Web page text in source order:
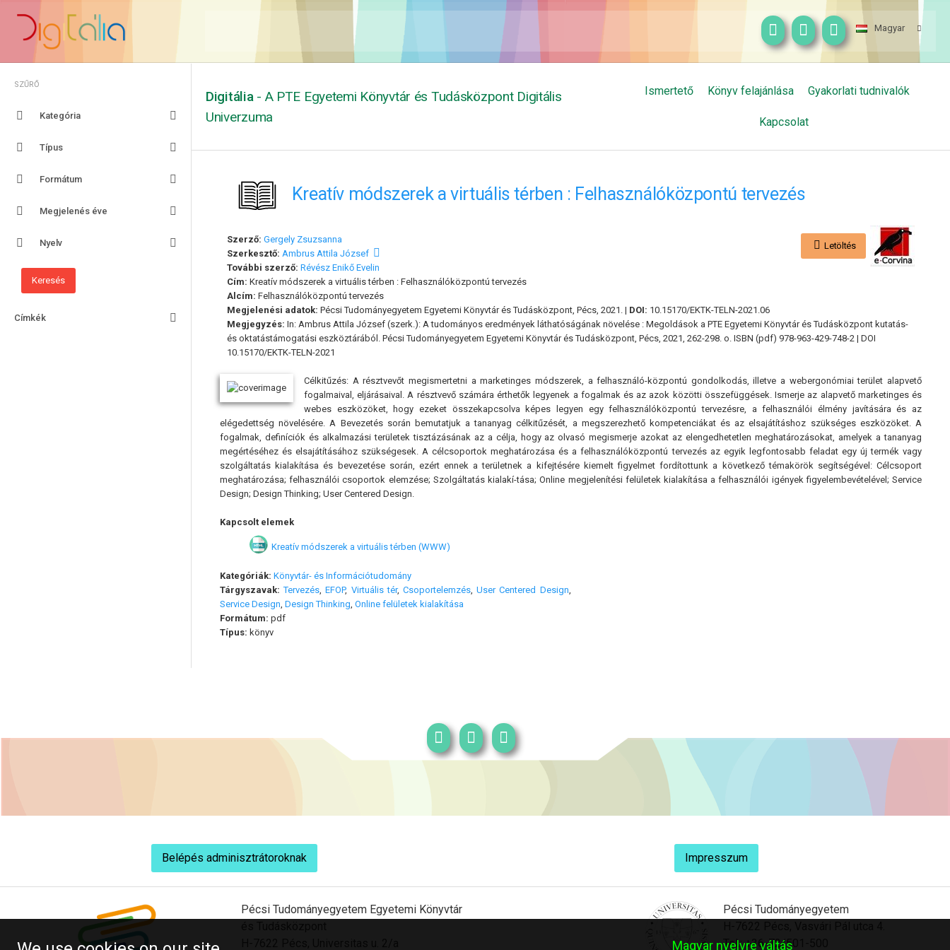
Magyar
SZŰRŐ
Kategória
Típus
Formátum
Megjelenés éve
Nyelv
Címkék
Digitália - A PTE Egyetemi Könyvtár és Tudásközpont Digitális
Univerzuma
Ismertető Könyv felajánlása Gyakorlati tudnivalók
Kapcsolat
Kreatív módszerek a virtuális térben : Felhasználóközpontú tervezés
Letöltés
Szerző: Gergely Zsuzsanna
Szerkesztő: Ambrus Attila József
További szerző: Révész Enikő Evelin
Cím: Kreatív módszerek a virtuális térben : Felhasználóközpontú tervezés
Alcím: Felhasználóközpontú tervezés
Megjelenési adatok: Pécsi Tudományegyetem Egyetemi Könyvtár és Tudásközpont, Pécs, 2021. | DOI: 10.15170/EKTK-TELN-2021.06
Megjegyzés: In: Ambrus Attila József (szerk.): A tudományos eredmények láthatóságának növelése : Megoldások a PTE Egyetemi Könyvtár és Tudásközpont kutatás-
és oktatástámogatási eszköztárából. Pécsi Tudományegyetem Egyetemi Könyvtár és Tudásközpont, Pécs, 2021, 262-298. o. ISBN (pdf) 978-963-429-748-2 | DOI
10.15170/EKTK-TELN-2021
Célkitűzés: A résztvevőt megismertetni a marketinges módszerek, a felhasználó-központú gondolkodás, illetve a webergonómiai terület alapvető
fogalmaival, eljárásaival. A résztvevő számára érthetők legyenek a fogalmak és az azok közötti összefüggések. Ismerje az alapvető marketinges és
webes eszközöket, hogy ezeket összekapcsolva képes legyen egy felhasználóközpontú tervezésre, a felhasználói élmény javítására és az
elégedettség növelésére. A Bevezetés során bemutatjuk a tananyag célkitűzését, a megszerezhető kompetenciákat és az elsajátításhoz szükséges eszközöket. A
fogalmak, definíciók és alkalmazási területek tisztázásának az a célja, hogy az olvasó megismerje azokat az elengedhetetlen meghatározásokat, amelyek a tananyag
megértéséhez és elsajátításához szükségesek. A célcsoportok meghatározása és a felhasználóközpontú tervezés az egyik legfontosabb feladat egy új termék vagy
szolgáltatás kialakítása és bevezetése során, ezért ennek a területnek a kifejtésére kiemelt figyelmet fordítottunk a következő témakörök segítségével: Célcsoport
meghatározása; felhasználói csoportok elemzése; Szolgáltatás kialakí-tása; Online megjelenítési felületek kialakítása a felhasználói igények figyelembevételével; Service
Design; Design Thinking; User Centered Design.
Kapcsolt elemek
Kreatív módszerek a virtuális térben (WWW)
Kategóriák: Könyvtár- és Információtudomány
Tárgyszavak: Tervezés ,EFOP, Virtuális tér, Csoportelemzés,User Centered Design
Service Design Design Thinking Online felületek kialakítása
Formátum: pdf
Típus: könyv
Belépés adminisztrátoroknak Impresszum
Pécsi Tudományegyetem Egyetemi Könyvtár
Pécsi Tudományegyetem
Tel.: +36-72/501-500
Magyar nyelvre váltás